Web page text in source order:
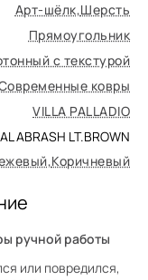
Арт-шёлк,Шерсть
Прямоугольник
с текстурой
ковры
VILLA PALLADIO
ABRASH LT.BROWN
,Коричневый
ручной работы
или повредился,